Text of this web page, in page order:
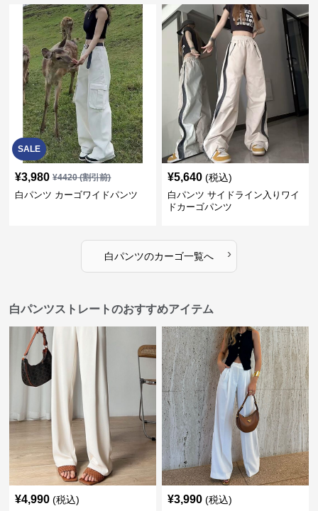
SALE
¥3,980 ¥4420(割引前)
白パンツ カーゴワイドパンツ
¥5,640 (税込)
白パンツ サイドライン入りワイ
ドカーゴパンツ
白パンツのカーゴ一覧へ ›
白パンツストレートのおすすめアイテム
¥4,990 (税込) ¥3,990 (税込)